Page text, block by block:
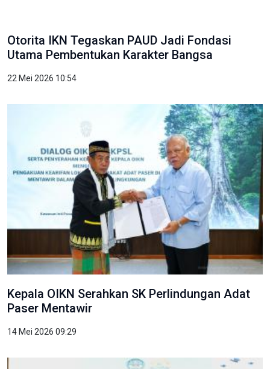
Otorita IKN Tegaskan PAUD Jadi Fondasi
Utama Pembentukan Karakter Bangsa
22 Mei 2026 10:54
Kepala OIKN Serahkan SK Perlindungan Adat
Paser Mentawir
14 Mei 2026 09:29